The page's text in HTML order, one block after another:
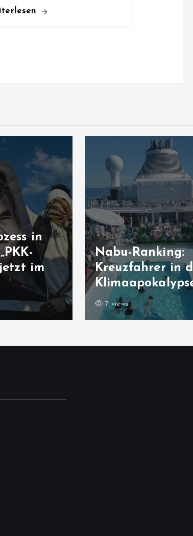
in
im
Nabu-Ranking:
Kreuzfahrer in
7 views
.